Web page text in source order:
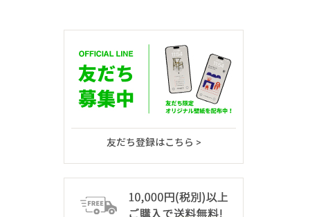
友だち登録はこちら >